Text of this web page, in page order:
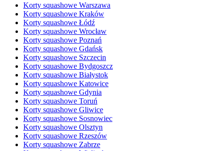
Korty squashowe Warszawa
Korty squashowe Kraków
Korty squashowe Łódź
Korty squashowe Wrocław
Korty squashowe Poznań
Korty squashowe Gdańsk
Korty squashowe Szczecin
Korty squashowe Bydgoszcz
Korty squashowe Białystok
Korty squashowe Katowice
Korty squashowe Gdynia
Korty squashowe Toruń
Korty squashowe Gliwice
Korty squashowe Sosnowiec
Korty squashowe Olsztyn
Korty squashowe Rzeszów
Korty squashowe Zabrze